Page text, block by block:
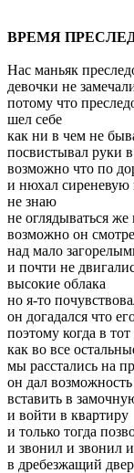
ВРЕМЯ
Нас маньяк
девочки не
потому что
шел себе
как ни в чем не
посвистывал руки
возможно что по
и нюхал сиреневую
не знаю
не оглядываться
возможно он
над мало
и почти не
высокие облака
но я-то
он догадался что
поэтому когда в
как во все
мы расстались на
он дал
вставить в
и войти в квартиру
и только тогда
и звонил и звонил
в дребезжащий